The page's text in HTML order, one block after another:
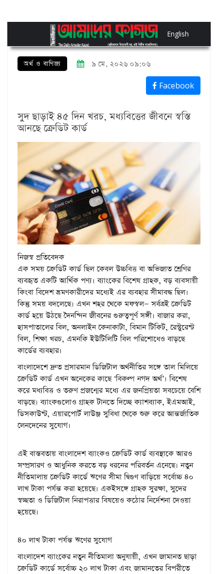
English
অর্থ ও বাণিজ্য ৯ মে, ২০২৬ ০৯:০৬
Facebook
সুদ ছাড়াই ৪৫ দিন খরচ, মধ্যবিত্তের জীবনে স্বস্তি
আনছে ক্রেডিট কার্ড
নিজস্ব প্রতিবেদক
এক সময় ক্রেডিট কার্ড ছিল কেবল উচ্চবিত্ত বা অভিজাত শ্রেণির
ব্যবহৃত একটি আর্থিক পণ্য। ব্যাংকের বিশেষ গ্রাহক, বড় ব্যবসায়ী
কিংবা বিদেশ ভ্রমণকারীদের মধ্যেই এর ব্যবহার সীমাবদ্ধ ছিল।
কিন্তু সময় বদলেছে। এখন শহর থেকে মফস্বল— সর্বত্রই ক্রেডিট
কার্ড হয়ে উঠছে দৈনন্দিন জীবনের গুরুত্বপূর্ণ সঙ্গী। বাজার করা,
হাসপাতালের বিল, অনলাইন কেনাকাটা, বিমান টিকিট, রেস্টুরেন্ট
বিল, শিক্ষা খরচ, এমনকি ইউটিলিটি বিল পরিশোধেও বাড়ছে
কার্ডের ব্যবহার।
বাংলাদেশে দ্রুত প্রসারমান ডিজিটাল অর্থনীতির সঙ্গে তাল মিলিয়ে
ক্রেডিট কার্ড এখন অনেকের কাছে ‘বিকল্প নগদ অর্থ’। বিশেষ
করে মধ্যবিত্ত ও তরুণ প্রজন্মের মধ্যে এর জনপ্রিয়তা সবচেয়ে বেশি
বাড়ছে। ব্যাংকগুলোও গ্রাহক টানতে দিচ্ছে ক্যাশব্যাক, ইএমআই,
ডিসকাউন্ট, এয়ারপোর্ট লাউঞ্জ সুবিধা থেকে শুরু করে আন্তর্জাতিক
লেনদেনের সুযোগ।
এই বাস্তবতায় বাংলাদেশ ব্যাংকও ক্রেডিট কার্ড ব্যবস্থাকে আরও
সম্প্রসারণ ও আধুনিক করতে বড় ধরনের পরিবর্তন এনেছে। নতুন
নীতিমালায় ক্রেডিট কার্ডে ঋণের সীমা দ্বিগুণ বাড়িয়ে সর্বোচ্চ ৪০
লাখ টাকা পর্যন্ত করা হয়েছে। একইসঙ্গে গ্রাহক সুরক্ষা, সুদের
স্বচ্ছতা ও ডিজিটাল নিরাপত্তার বিষয়েও কঠোর নির্দেশনা দেওয়া
হয়েছে।
৪০ লাখ টাকা পর্যন্ত ঋণের সুযোগ
বাংলাদেশ ব্যাংকের নতুন নীতিমালা অনুযায়ী, এখন জামানত ছাড়া
ক্রেডিট কার্ডে সর্বোচ্চ ২০ লাখ টাকা এবং জামানতের বিপরীতে